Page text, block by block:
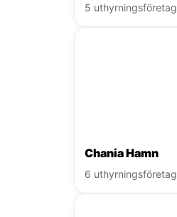
5 uthyrningsföretag
Chania Hamn
6 uthyrningsföretag